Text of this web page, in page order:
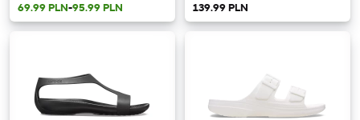
69.99 PLN-95.99 PLN 139.99 PLN